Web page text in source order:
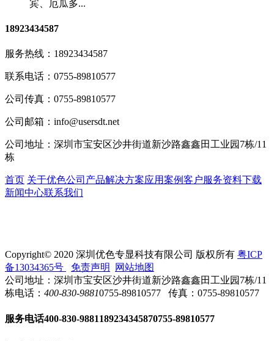
宾、厄瓜多...
18923434587
服务热线： 18923434587
联系电话： 0755-89810577
公司传真： 0755-89810577
公司邮箱： info@usersdt.net
公司地址： 深圳市宝安区沙井街道新沙路鑫鑫田工业园7栋/11
栋
首页 关于优色公司产品解决方案应用案例客户服务资料下载
新闻中心联系我们
Copyright© 2020 深圳优色专显科技有限公司 版权所有 粤ICP
备13034365号
免责声明
网站地图
公司地址：深圳市宝安区沙井街道新沙路鑫鑫田工业园7栋/11
栋电话： 400-830-98810755-89810577 传真：0755-89810577
服务电话400-830-9881189234345870755-89810577